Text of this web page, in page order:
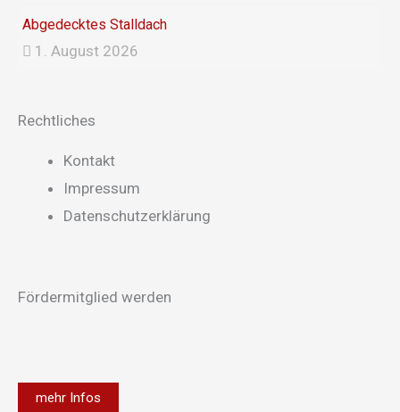
Abgedecktes Stalldach
1. August 2026
Rechtliches
Main
Menu
Kontakt
Impressum
Datenschutzerklärung
Fördermitglied werden
mehr Infos